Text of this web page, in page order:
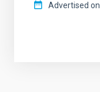
Advertised on